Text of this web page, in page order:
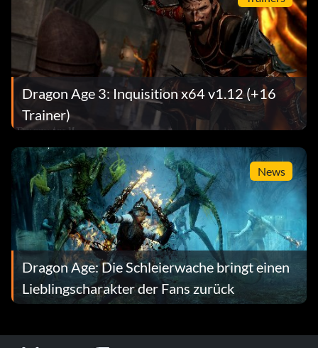
Dragon Age 3: Inquisition x64 v1.12 (+16
Trainer)
News
Dragon Age: Die Schleierwache bringt einen
Lieblingscharakter der Fans zurück